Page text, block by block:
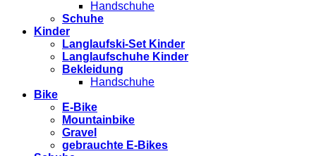
Handschuhe
Schuhe
Kinder
Langlaufski-Set Kinder
Langlaufschuhe Kinder
Bekleidung
Handschuhe
Bike
E-Bike
Mountainbike
Gravel
gebrauchte E-Bikes